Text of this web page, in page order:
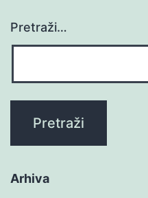
Pretraži…
Arhiva